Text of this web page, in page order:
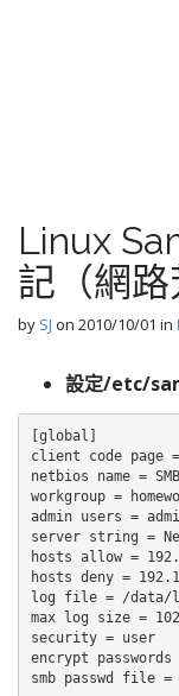
Linux
記（網路
by SJ on 2010/10/01 in
設定/etc/
[global]
client code page
netbios name =
workgroup =
admin users =
server string =
hosts allow =
hosts deny =
log file = /data/
max log size =
security = user
encrypt
smb passwd file =